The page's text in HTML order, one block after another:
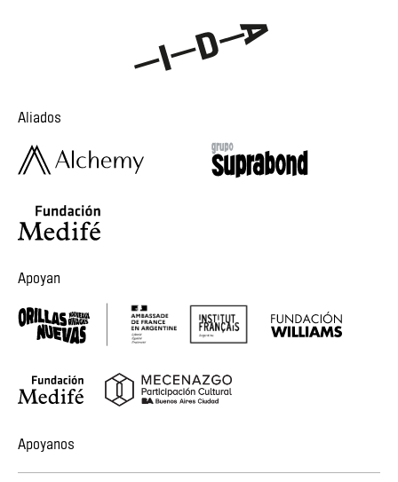
Aliados
Apoyan
Apoyanos